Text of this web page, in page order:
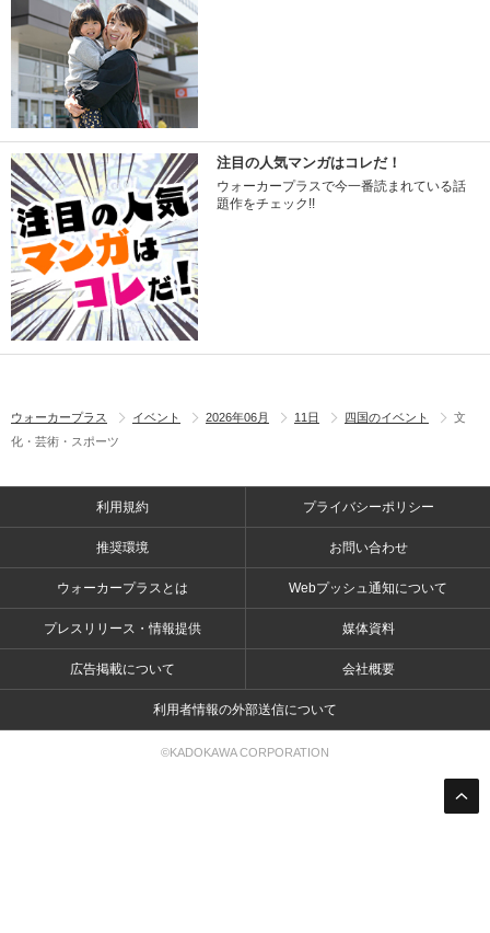
注目の人気マンガはコレだ！
ウォーカープラスで今一番読まれている話
題作をチェック!!
ウォーカープラス イベント 2026年06月 11日 四国のイベント
文
化・芸術・スポーツ
利用規約 プライバシーポリシー
推奨環境 お問い合わせ
ウォーカープラスとは Webプッシュ通知について
プレスリリース・情報提供 媒体資料
広告掲載について 会社概要
利用者情報の外部送信について
©KADOKAWA CORPORATION